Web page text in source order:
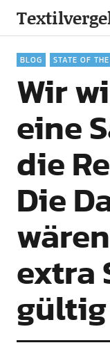
BLOG STATE OF
Wir
eine
die
Die
extra
gültig